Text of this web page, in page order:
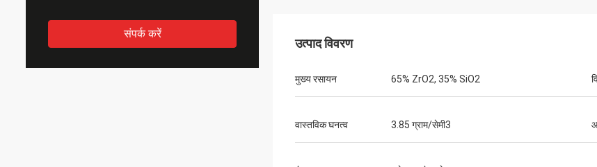
संपर्क करें
उत्पाद विवरण
मुख्य रसायन 65% ZrO2, 35% SiO2
वास्तविक घनत्व 3.85 ग्राम/सेमी3